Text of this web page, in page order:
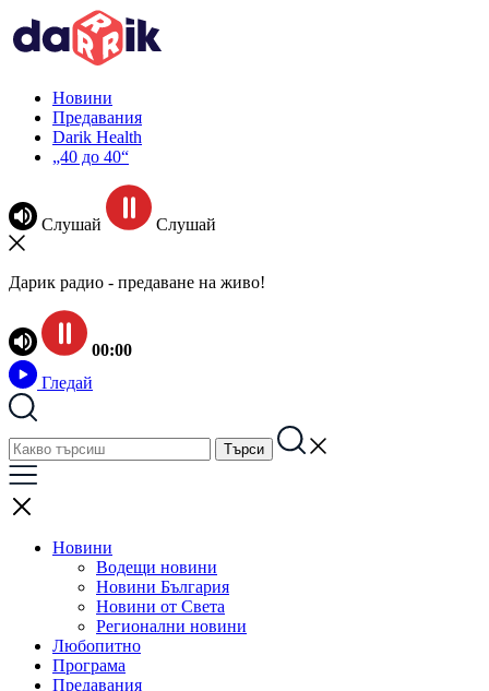
Новини
Предавания
Darik Health
„40 до 40“
Слушай Слушай
Дарик радио - предаване на живо!
00:00
Гледай
Новини
Водещи новини
Новини България
Новини от Света
Регионални новини
Любопитно
Програма
Предавания